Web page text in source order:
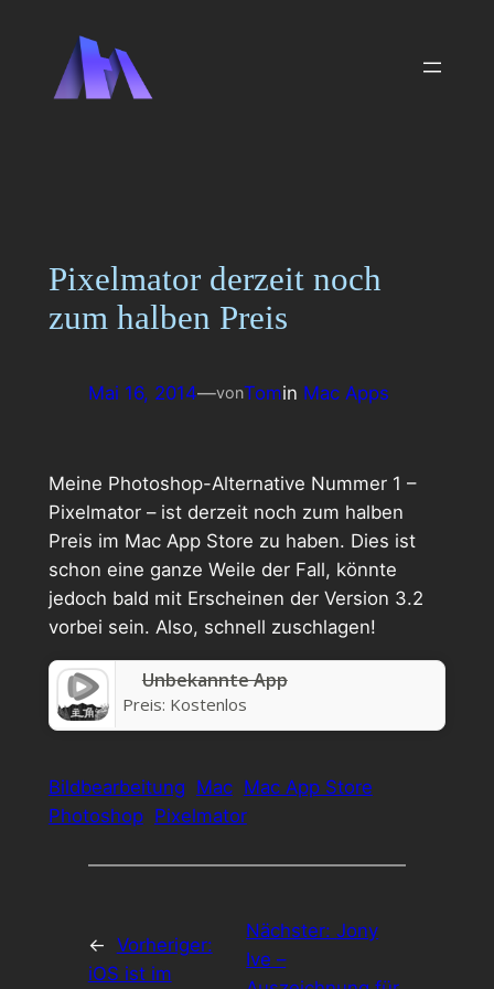
springen
Pixelmator derzeit noch
zum halben Preis
Mai 16, 2014—vonTomin Mac Apps
Meine Photoshop-Alternative Nummer 1 –
Pixelmator – ist derzeit noch zum halben
Preis im Mac App Store zu haben. Dies ist
schon eine ganze Weile der Fall, könnte
jedoch bald mit Erscheinen der Version 3.2
vorbei sein. Also, schnell zuschlagen!
Unbekannte App
Preis: Kostenlos
Bildbearbeitung Mac Mac App Store
Photoshop Pixelmator
← Vorheriger:
iOS ist im
Nächster:Jony
Ive –